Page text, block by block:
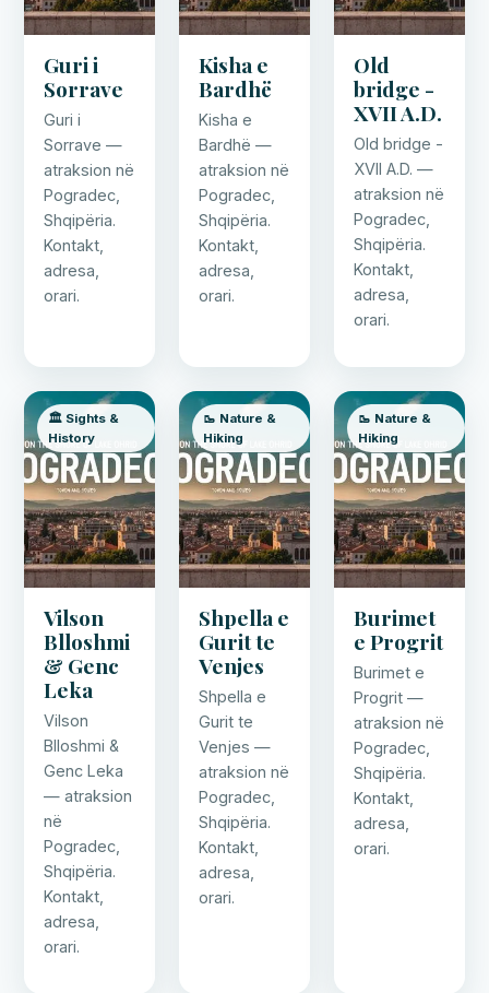
Guri i
Sorrave
Guri i
Sorrave —
atraksion në
Pogradec,
Shqipëria.
Kontakt,
adresa,
orari.
Kisha e
Bardhë
Kisha e
Bardhë —
atraksion në
Pogradec,
Shqipëria.
Kontakt,
adresa,
orari.
Old
bridge -
XVII A.D.
Old bridge -
XVII A.D. —
atraksion në
Pogradec,
Shqipëria.
Kontakt,
adresa,
orari.
🏛️ Sights &
History
Vilson
Blloshmi
& Genc
Leka
Vilson
Blloshmi &
Genc Leka
— atraksion
në
Pogradec,
Shqipëria.
Kontakt,
adresa,
orari.
🥾 Nature &
Hiking
Shpella e
Gurit te
Venjes
Shpella e
Gurit te
Venjes —
atraksion në
Pogradec,
Shqipëria.
Kontakt,
adresa,
orari.
🥾 Nature &
Hiking
Burimet
e Progrit
Burimet e
Progrit —
atraksion në
Pogradec,
Shqipëria.
Kontakt,
adresa,
orari.